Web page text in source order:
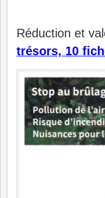
Réduction et
trésors, 10